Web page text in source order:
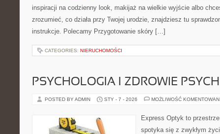
inspiracji na codzienny look, makijaż na wielkie wyjście albo
zrozumieć, co działa przy Twojej urodzie, znajdziesz tu
instrukcje. Polecamy Przygotowanie skóry […]
CATEGORIES: NIERUCHOMOŚCI
PSYCHOLOGIA I ZDROWIE
POSTED BY ADMIN STY - 7 - 2026 MOŻLIWOŚĆ
Express Optyk to
spotyka się z zwykłym